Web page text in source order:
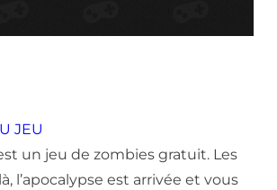
JEU
un jeu de zombies gratuit. Les
l’apocalypse est arrivée et vous